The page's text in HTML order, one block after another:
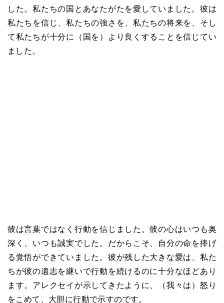
した。私たちの国とあなたがたを愛していました。彼は
私たちを信じ、私たちの強さを、私たちの将来を、そし
て私たちが十分に（国を）より良くすることを信じてい
ました。
彼は言葉ではなく行動を信じました。彼の心はいつも奥
深く、いつも誠実でした。だからこそ、自分の命を捧げ
る覚悟ができていました。彼が残した大きな愛は、私た
ちが彼の遺志を継いで行動を続けるのに十分なほどあり
ます。アレクセイが示してきたように、（我々は）怒り
をこめて、大胆に行動で示すのです。